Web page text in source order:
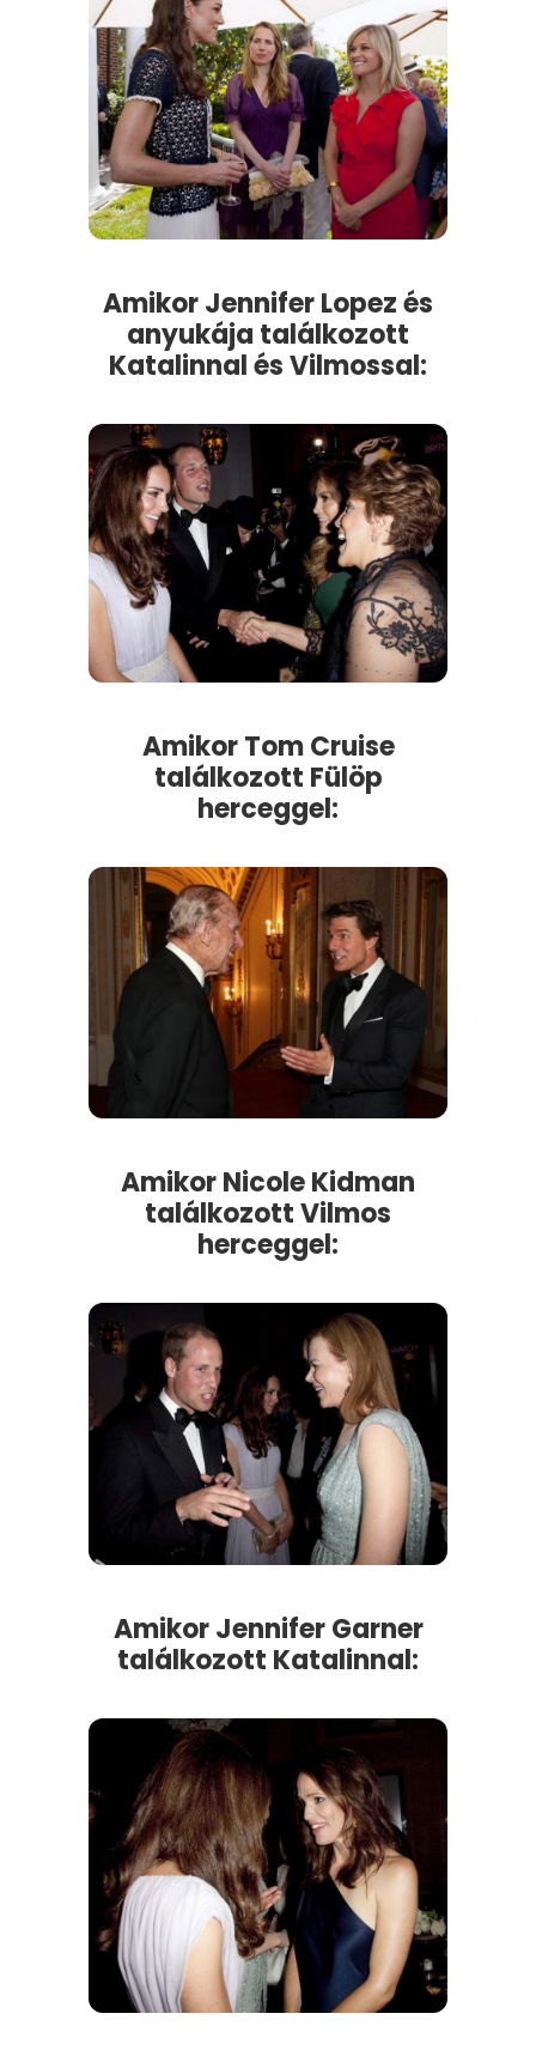
Amikor Jennifer Lopez és
anyukája találkozott
Katalinnal és Vilmossal:
Amikor Tom Cruise
találkozott Fülöp
herceggel:
Amikor Nicole Kidman
találkozott Vilmos
herceggel:
Amikor Jennifer Garner
találkozott Katalinnal: